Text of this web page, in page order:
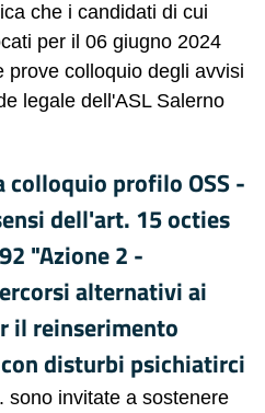
che i candidati di cui
per il 06 giugno 2024
prove colloquio degli avvisi
legale dell'ASL Salerno
colloquio profilo OSS -
dell'art. 15 octies
"Azione 2 -
alternativi ai
il reinserimento
disturbi psichiatirci
sono invitate a sostenere